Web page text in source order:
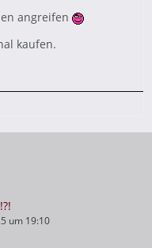
angreifen
kaufen.
um 19:10